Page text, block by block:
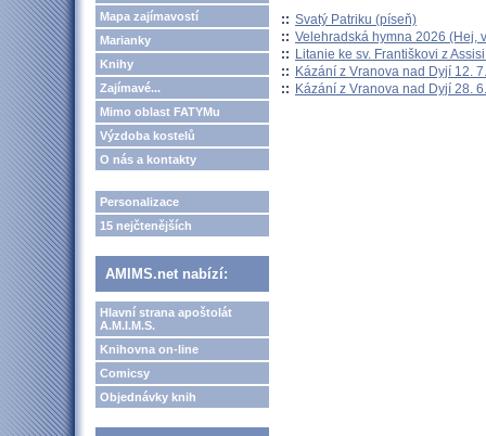
Mapa zajímavostí
Marianky
Knihy
Zajímavé...
Mimo oblast FATYMu
Výzdoba kostelů
O nás a kontakty
Personalizace
15 nejčtenějších
AMIMS.net nabízí:
Hlavní strana apoštolát
A.M.I.M.S.
Knihovna on-line
Comicsy
Objednávky knih
:: Svatý Patriku (píseň)
:: Velehradská hymna 2026 (Hej,
:: Litanie ke sv. Františkovi z
:: Kázání z Vranova nad Dyjí 12.
:: Kázání z Vranova nad Dyjí 28.